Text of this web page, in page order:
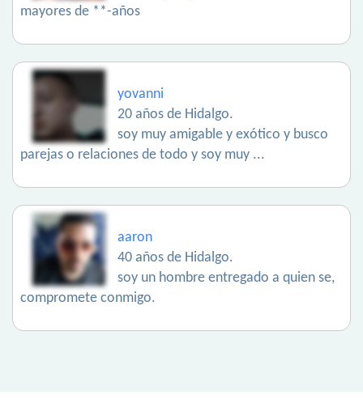
mayores de **-años
yovanni
20 años de Hidalgo.
soy muy amigable y exótico y busco
parejas o relaciones de todo y soy muy ...
aaron
40 años de Hidalgo.
soy un hombre entregado a quien se,
compromete conmigo.